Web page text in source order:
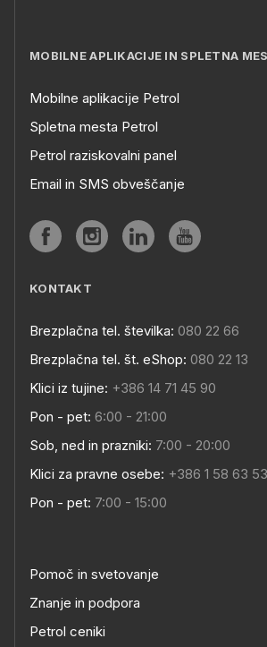
MOBILNE APLIKACIJE IN SPLETNA
Mobilne aplikacije Petrol
Spletna mesta Petrol
Petrol raziskovalni panel
Email in SMS obveščanje
KONTAKT
Brezplačna tel. številka: 080 22 66
Brezplačna tel. št. eShop: 080 22 13
Klici iz tujine: +386 14 71 45 90
Pon - pet: 6:00 - 21:00
Sob, ned in prazniki: 7:00 - 20:00
Klici za pravne osebe: +386 1 58 63
Pon - pet: 7:00 - 15:00
Pomoč in svetovanje
Znanje in podpora
Petrol ceniki